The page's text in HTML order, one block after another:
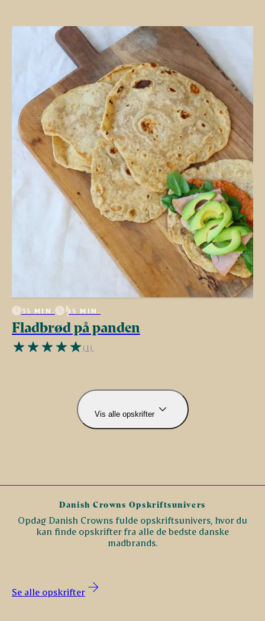
35 MIN. 15 MIN.
Fladbrød på panden
(1)
Vis alle opskrifter
Danish Crowns Opskriftsunivers
Opdag Danish Crowns fulde opskriftsunivers, hvor du
kan finde opskrifter fra alle de bedste danske
madbrands.
Se alle opskrifter